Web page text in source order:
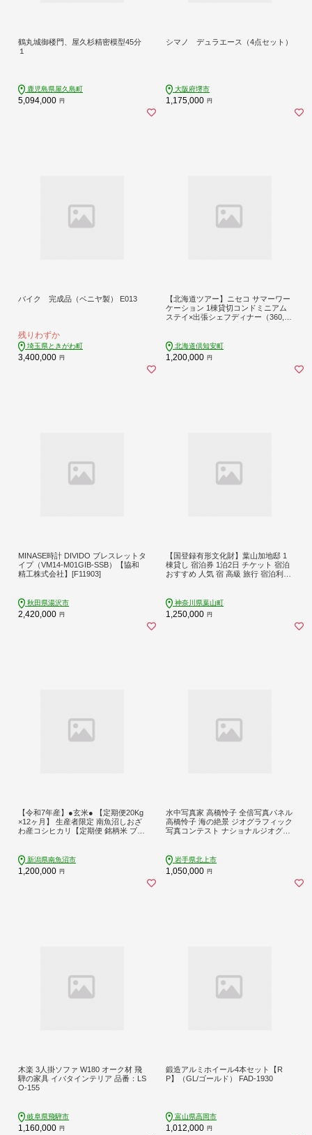
鶴丸城御楼門、屋久杉精密模型45分
１
鹿児島県屋久島町
5,094,000 円
シマノ デュラエース（4点セット）
大阪府堺市
1,175,000 円
バイク 完成品（ベニヤ製） E013
残りわずか
埼玉県ときがわ町
3,400,000 円
【北海道ツアー】ニセコ サマーワー
ケーション 1棟貸切コンドミニアム
ステイ×出張シェフディナー（360,00
チケット 北海道旅行
北海道倶知安町
1,200,000 円
MINASE時計 DIVIDO ブレスレットタ
イプ（VM14-M01GIB-SSB）【協和
精工株式会社】[F11903]
秋田県湯沢市
2,420,000 円
【国登録有形文化財】葉山加地邸 1
棟貸し 宿泊券 1泊2日 チケット 宿泊
おすすめ 人気 宿 高級 旅行 宿泊利用
s】 [ASCA001] 葉山 宿泊券 神奈川 旅
行 1泊2日 宿泊チケット 高額
神奈川県葉山町
1,250,000 円
【令和7年産】●玄米● 【定期便20Kg
×12ヶ月】 生産者限定 南魚沼しおざ
わ産コシヒカリ【定期便 銘柄米 ブラ
コメ ご飯 御飯 ごはん】
新潟県南魚沼市
1,200,000 円
水中写真家 高橋怜子 全倍写真パネル
高橋怜子 海の絶景 ジオグラフィック
写真コンテスト ナショナルジオグラ
Takahashi photography 海 写真作品
水中 世界 海洋 ギフト 写真 パネル プ
レゼント 岩手県 北上市 （Y0038）美
岩手県北上市
1,050,000 円
木楽 3人掛ソファ W180 オーク材 飛
騨の家具 イバタインテリア 品番：LS
O-155
岐阜県飛騨市
1,160,000 円
鍛造アルミホイール4本セット【R
P】（GL/ゴールド） FAD-1930
富山県高岡市
1,012,000 円